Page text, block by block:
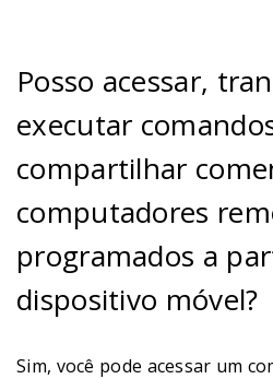
Posso acessar,
executar
compartilhar
computadores
programados a
dispositivo móvel?
Sim, você pode acessar um